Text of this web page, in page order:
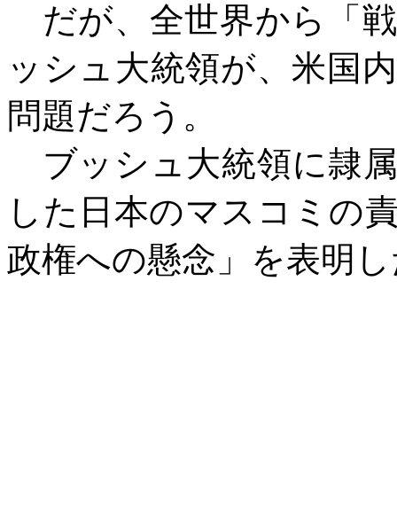
だが、全世界から「
ッシュ大統領が、米国
問題だろう。
ブッシュ大統領に隷
した日本のマスコミの
政権への懸念」を表明